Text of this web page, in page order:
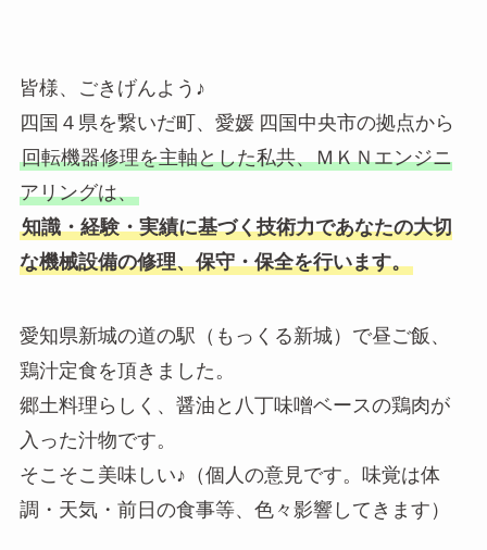
皆様、ごきげんよう♪
四国４県を繋いだ町、愛媛 四国中央市の拠点から
回転機器修理を主軸とした私共、ＭＫＮエンジニ
アリングは、
知識・経験・実績に基づく技術力であなたの大切
な機械設備の修理、保守・保全を行います。
愛知県新城の道の駅（もっくる新城）で昼ご飯、
鶏汁定食を頂きました。
郷土料理らしく、醤油と八丁味噌ベースの鶏肉が
入った汁物です。
そこそこ美味しい♪（個人の意見です。味覚は体
調・天気・前日の食事等、色々影響してきます）